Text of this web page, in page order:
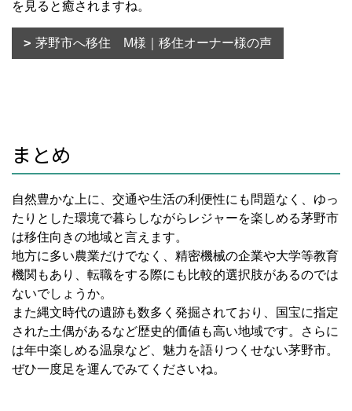
を見ると癒されますね。
茅野市へ移住 M様｜移住オーナー様の声
まとめ
自然豊かな上に、交通や生活の利便性にも問題なく、ゆっ
たりとした環境で暮らしながらレジャーを楽しめる茅野市
は移住向きの地域と言えます。
地方に多い農業だけでなく、精密機械の企業や大学等教育
機関もあり、転職をする際にも比較的選択肢があるのでは
ないでしょうか。
また縄文時代の遺跡も数多く発掘されており、国宝に指定
された土偶があるなど歴史的価値も高い地域です。さらに
は年中楽しめる温泉など、魅力を語りつくせない茅野市。
ぜひ一度足を運んでみてくださいね。